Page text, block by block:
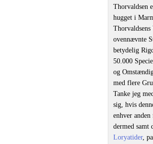
Thorvaldsen
hugget i
ovennævnte
betydelig
50.000
og
med flere
Tanke jeg
sig, hvis
enhver
dermed samt
Loryatider,